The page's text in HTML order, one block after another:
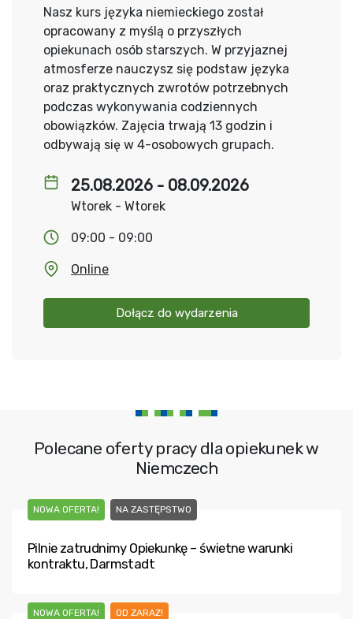
25.08.2026 - 08.09.2026
Wtorek - Wtorek
09:00 - 09:00
Online
Dołącz do wydarzenia
Nasz kurs języka niemieckiego został
opracowany z myślą o przyszłych
opiekunach osób starszych. W przyjaznej
atmosferze nauczysz się podstaw języka
oraz praktycznych zwrotów potrzebnych
podczas wykonywania codziennych
obowiązków. Zajęcia trwają 13 godzin i
odbywają się w 4-osobowych grupach.
Polecane oferty pracy dla opiekunek w
Niemczech
NOWA OFERTA! NA ZASTĘPSTWO
Pilnie zatrudnimy Opiekunkę – świetne warunki
kontraktu, Darmstadt
NOWA OFERTA! OD ZARAZ!